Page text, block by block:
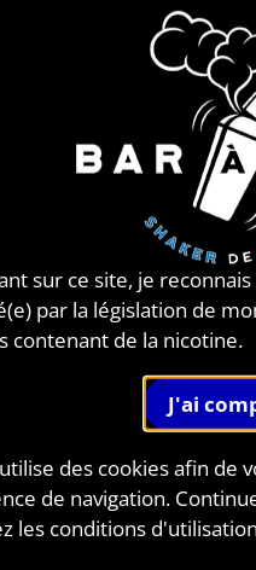
Coil Master- Le
petit et pratique à
kit est élaboré à partir
élevées.
composition en ABS a
sur ce site, je
par la législation de
contenant de la nicotine.
des cookies afin de
de navigation.
les conditions